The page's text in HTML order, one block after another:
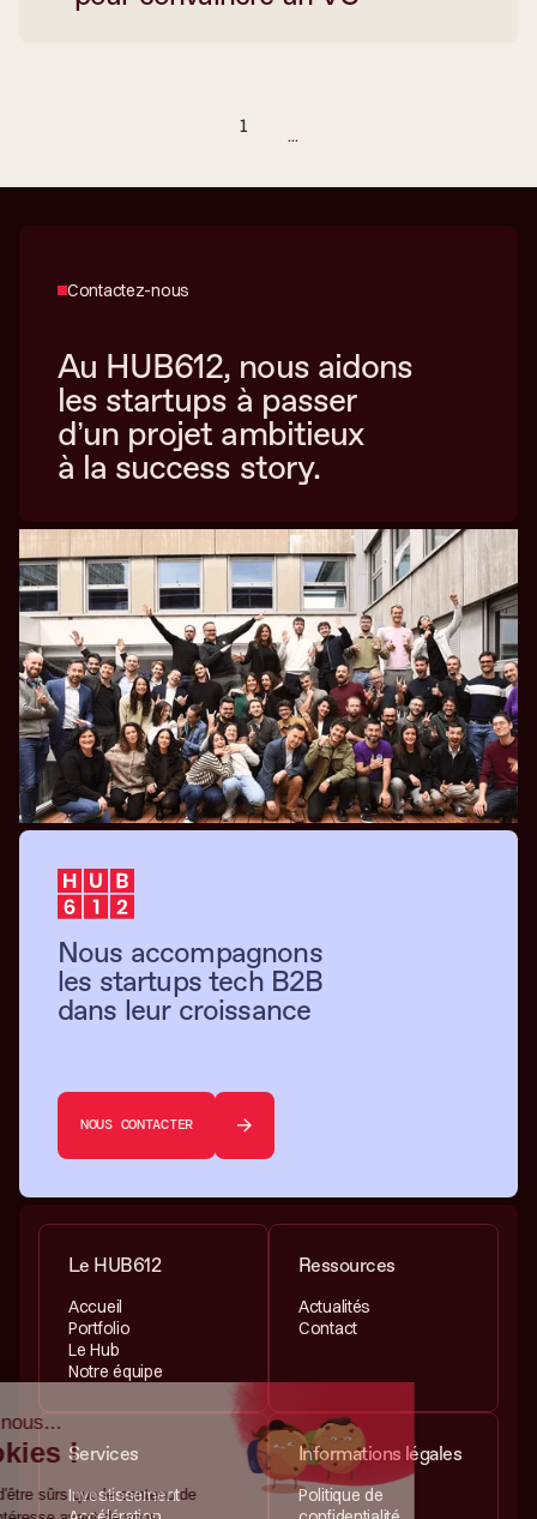
1 ...
Contactez-nous
Au HUB612, nous aidons
les startups à passer
d’un projet ambitieux
à la success story.
Nous accompagnons
les startups tech B2B
dans leur croissance
NOUS CONTACTER
Le HUB612
Accueil
Portfolio
Le Hub
Notre équipe
Ressources
Actualités
Contact
Services
Investissement
Informations légales
Politique de